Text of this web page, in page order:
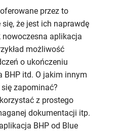
przez to
że jest ich naprawdę
nowoczesna aplikacja
możliwość
o ukończeniu
BHP itd. O jakim innym
zapominać?
z prostego
dokumentacji itp.
BHP od Blue